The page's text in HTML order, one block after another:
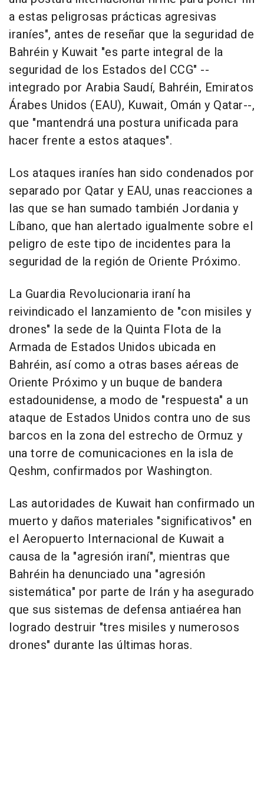
a estas peligrosas prácticas agresivas
iraníes", antes de reseñar que la seguridad de
Bahréin y Kuwait "es parte integral de la
seguridad de los Estados del CCG" --
integrado por Arabia Saudí, Bahréin, Emiratos
Árabes Unidos (EAU), Kuwait, Omán y Qatar--,
que "mantendrá una postura unificada para
hacer frente a estos ataques".
Los ataques iraníes han sido condenados por
separado por Qatar y EAU, unas reacciones a
las que se han sumado también Jordania y
Líbano, que han alertado igualmente sobre el
peligro de este tipo de incidentes para la
seguridad de la región de Oriente Próximo.
La Guardia Revolucionaria iraní ha
reivindicado el lanzamiento de "con misiles y
drones" la sede de la Quinta Flota de la
Armada de Estados Unidos ubicada en
Bahréin, así como a otras bases aéreas de
Oriente Próximo y un buque de bandera
estadounidense, a modo de "respuesta" a un
ataque de Estados Unidos contra uno de sus
barcos en la zona del estrecho de Ormuz y
una torre de comunicaciones en la isla de
Qeshm, confirmados por Washington.
Las autoridades de Kuwait han confirmado un
muerto y daños materiales "significativos" en
el Aeropuerto Internacional de Kuwait a
causa de la "agresión iraní", mientras que
Bahréin ha denunciado una "agresión
sistemática" por parte de Irán y ha asegurado
que sus sistemas de defensa antiaérea han
logrado destruir "tres misiles y numerosos
drones" durante las últimas horas.